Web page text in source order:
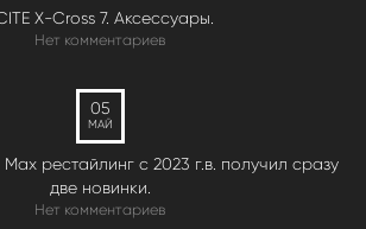
X-Cross 7. Аксессуары.
Нет комментариев
05
МАЙ
рестайлинг с 2023 г.в. получил сразу
две новинки.
Нет комментариев